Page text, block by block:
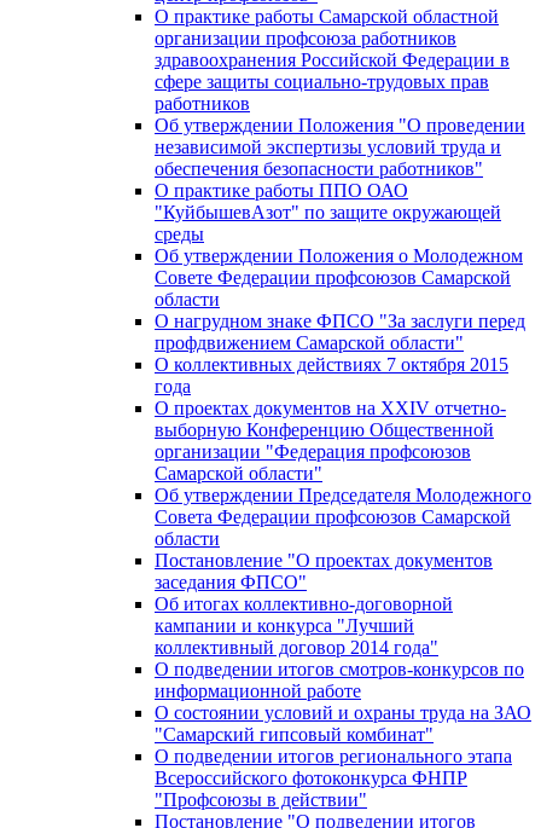
О практике работы Самарской областной
организации профсоюза работников
здравоохранения Российской Федерации в
сфере защиты социально-трудовых прав
работников
Об утверждении Положения "О проведении
независимой экспертизы условий труда и
обеспечения безопасности работников"
О практике работы ППО ОАО
"КуйбышевАзот" по защите окружающей
среды
Об утверждении Положения о Молодежном
Совете Федерации профсоюзов Самарской
области
О нагрудном знаке ФПСО "За заслуги перед
профдвижением Самарской области"
О коллективных действиях 7 октября 2015
года
О проектах документов на XXIV отчетно-
выборную Конференцию Общественной
организации "Федерация профсоюзов
Самарской области"
Об утверждении Председателя Молодежного
Совета Федерации профсоюзов Самарской
области
Постановление "О проектах документов
заседания ФПСО"
Об итогах коллективно-договорной
кампании и конкурса "Лучший
коллективный договор 2014 года"
О подведении итогов смотров-конкурсов по
информационной работе
О состоянии условий и охраны труда на ЗАО
"Самарский гипсовый комбинат"
О подведении итогов регионального этапа
Всероссийского фотоконкурса ФНПР
"Профсоюзы в действии"
Постановление "О подведении итогов